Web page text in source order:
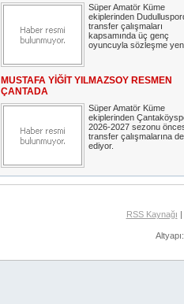
Süper Amatör Küme
ekiplerinden
transfer çalışmaları
kapsamında üç genç
oyuncuyla sözleşme
MUSTAFA YİĞİT YILMAZSOY RESMEN
ÇANTADA
Süper Amatör Küme
ekiplerinden
2026-2027 sezonu
transfer çalışmalarına
ediyor.
RSS Kaynağı |